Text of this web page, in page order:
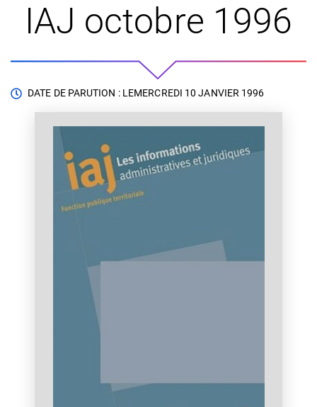
IAJ octobre 1996
DATE DE PARUTION : LEMERCREDI 10 JANVIER 1996